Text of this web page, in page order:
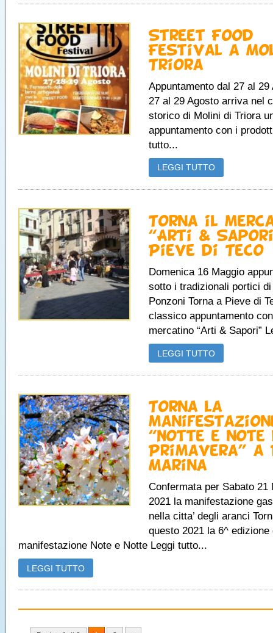
Street Food
Festival a
Triora
Appuntamento dal 27 al 29
27 al 29 Agosto arriva nel
storico di Molini di Triora
appuntamento con i
tutto...
LEGGI TUTTO
Torna il
“Arti &
Pieve di Teco
Domenica 16 Maggio
sotto i tradizionali portici
Ponzoni Torna a Pieve di
classico appuntamento
mercatino “Arti & Sapori”
LEGGI TUTTO
Torna la
“Notte e note
Primavera” a
Marina
Confermata per Sabato 21
2021 la manifestazione
nella citta’ degli aranci
questo 2021 la 6^ edizione
manifestazione Note e Notte Leggi tutto...
LEGGI TUTTO